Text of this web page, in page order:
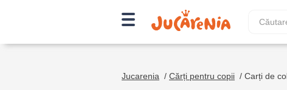
Jucarenia / Cărți pentru copii / Carți de